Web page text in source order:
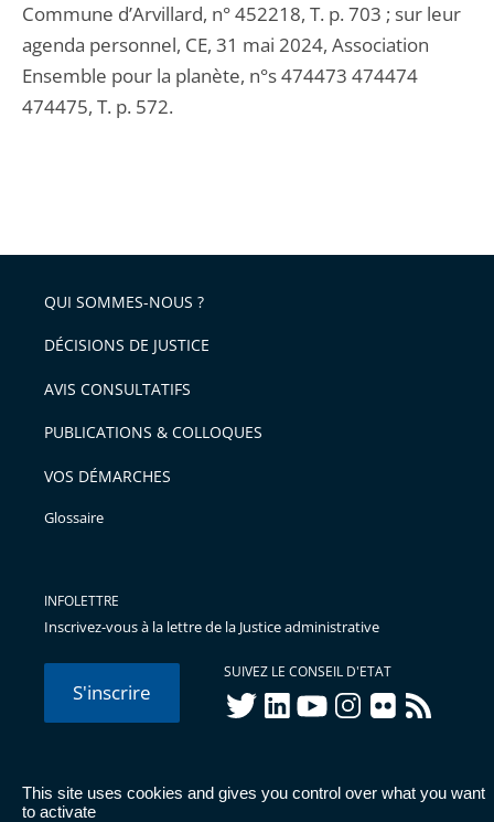
This site uses cookies and gives you control over what you want
to activate
Commune d’Arvillard, n° 452218, T. p. 703 ; sur leur
agenda personnel, CE, 31 mai 2024, Association
Ensemble pour la planète, n°s 474473 474474
474475, T. p. 572.
QUI SOMMES-NOUS ?
DÉCISIONS DE JUSTICE
AVIS CONSULTATIFS
PUBLICATIONS & COLLOQUES
VOS DÉMARCHES
Glossaire
INFOLETTRE
Inscrivez-vous à la lettre de la Justice administrative
S'inscrire
SUIVEZ LE CONSEIL D'ETAT
twitterlinkedInyoutubeinstagram
flickr rss
© Conseil d'État 2026 - Mentions légales
Données